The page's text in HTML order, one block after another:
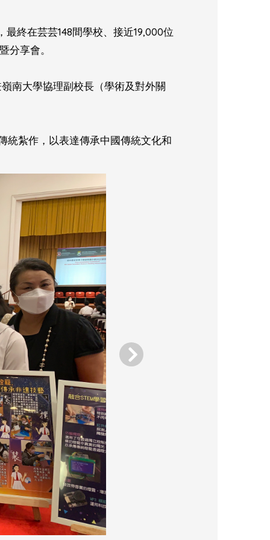
終在芸芸148間學校、接近19,000位
分享會。
南大學協理副校長（學術及對外關
統紮作，以表達傳承中國傳統文化和